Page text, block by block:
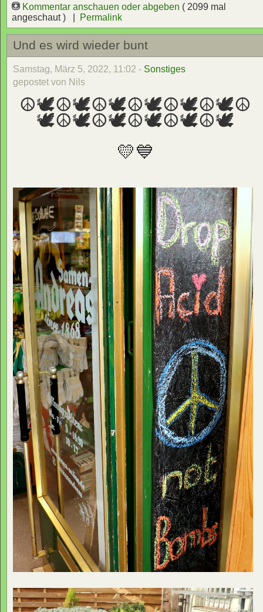
Kommentar anschauen oder abgeben ( 2099 mal
angeschaut ) |
Permalink
Und es wird wieder bunt
Samstag, März 5, 2022, 11:02 - Sonstiges
gepostet von Nils
☮🕊☮🕊☮🕊☮🕊☮🕊☮🕊☮
🕊☮🕊☮🕊☮🕊☮🕊☮🕊
💛💙